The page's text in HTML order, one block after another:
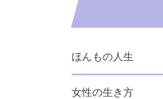
ほんもの人生
女性の生き方